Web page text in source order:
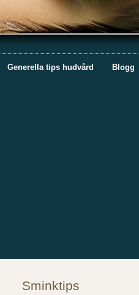
Generella tips hudvård Blogg
Sminktips